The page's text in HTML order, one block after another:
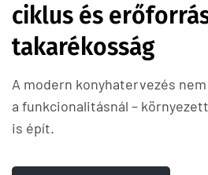
ciklus és
takarékosság
A modern konyhatervezés
a funkcionalitásnál –
is épít.